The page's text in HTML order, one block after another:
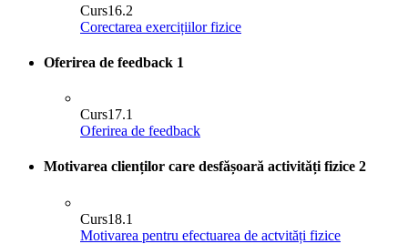
Curs16.2
Corectarea exercițiilor fizice
Oferirea de feedback 1
Curs17.1
Oferirea de feedback
Motivarea clienților care desfășoară activități fizice 2
Curs18.1
Motivarea pentru efectuarea de actvități fizice